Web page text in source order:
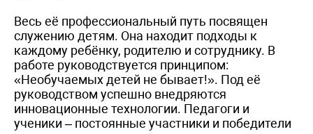
Весь её профессиональный путь посвящен
служению детям. Она находит подходы к
каждому ребёнку, родителю и сотруднику. В
работе руководствуется принципом:
«Необучаемых детей не бывает!». Под её
руководством успешно внедряются
инновационные технологии. Педагоги и
ученики – постоянные участники и победители